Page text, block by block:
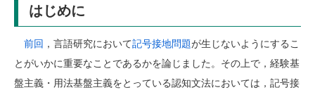
はじめに
前回 ，言語研究において記号接地問題が生じないようにするこ
とがいかに重要なことであるかを論じました。その上で，経験基
盤主義・用法基盤主義をとっている認知文法においては，記号接